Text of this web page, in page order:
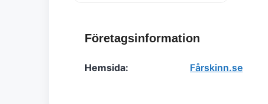
Företagsinformation
Hemsida: Fårskinn.se